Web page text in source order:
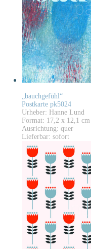
„bauchgefühl“
Postkarte pk5024
Urheber: Hanne Lund
Format: 17,2 x 12,1 cm
Ausrichtung: quer
Lieferbar: sofort